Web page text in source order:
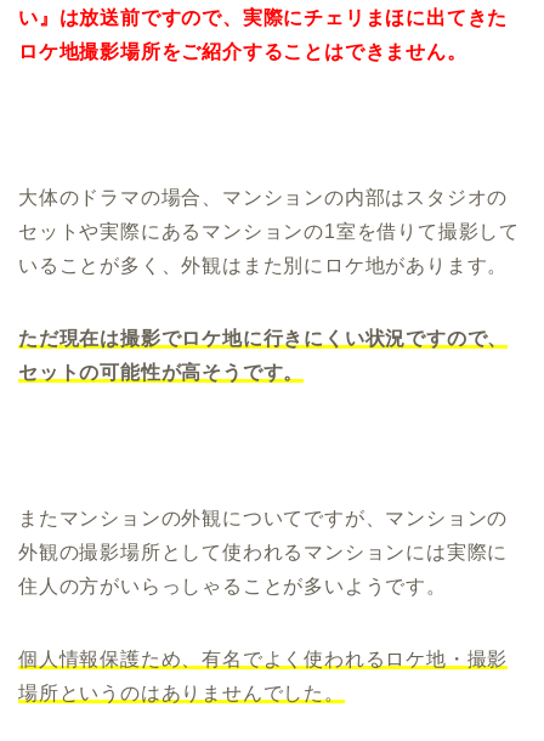
い』は放送前ですので、実際にチェリまほに出てきた
ロケ地撮影場所をご紹介することはできません。
大体のドラマの場合、マンションの内部はスタジオの
セットや実際にあるマンションの1室を借りて撮影して
いることが多く、外観はまた別にロケ地があります。
ただ現在は撮影でロケ地に行きにくい状況ですので、
セットの可能性が高そうです。
またマンションの外観についてですが、マンションの
外観の撮影場所として使われるマンションには実際に
住人の方がいらっしゃることが多いようです。
個人情報保護ため、有名でよく使われるロケ地・撮影
場所というのはありませんでした。